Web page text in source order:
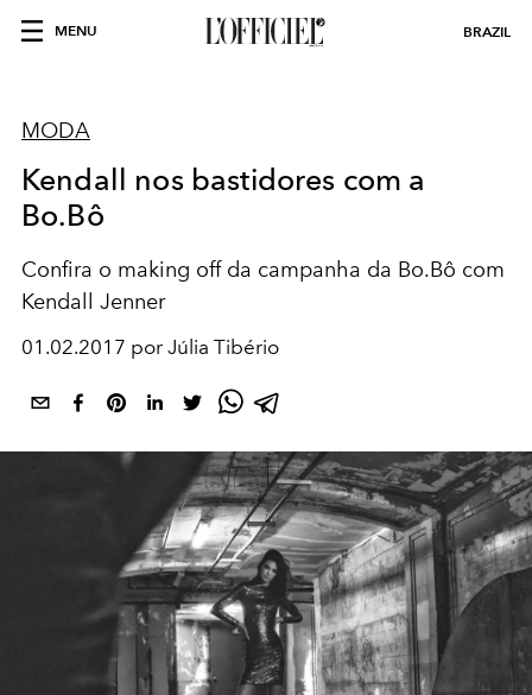
MENU BRAZIL
MODA
Kendall nos bastidores com a
Bo.Bô
Confira o making off da campanha da Bo.Bô com
Kendall Jenner
01.02.2017 por Júlia Tibério